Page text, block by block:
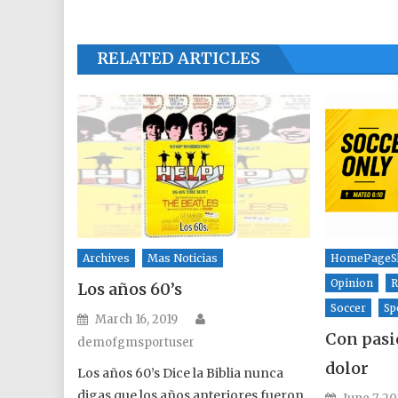
RELATED ARTICLES
Archives Mas Noticias
Los años 60’s
Posted on
March 16, 2019
demofgmsportuser
Los años 60’s Dice la Biblia nunca
Opinion
Soccer
Con
dolor